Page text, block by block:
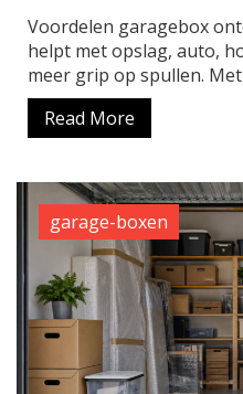
Voordelen garagebox
helpt met opslag, auto,
meer grip op spullen.
Read More
garage-boxen